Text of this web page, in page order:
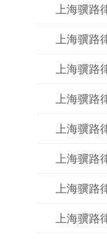
上海骥路
上海骥路
上海骥路
上海骥路
上海骥路
上海骥路
上海骥路
上海骥路